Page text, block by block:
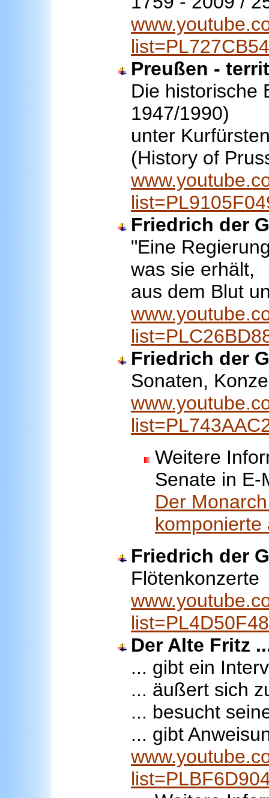
Preußen -
Die historische
1947/1990)
unter
(History of
Friedrich der
"Eine
was sie erhält,
aus dem Blut
Friedrich der
Sonaten,
Weitere
Senate in E-
Der
komponierte
Friedrich der
Flötenkonzerte
Der Alte Fritz
... gibt ein
... äußert sich
... besucht
... gibt